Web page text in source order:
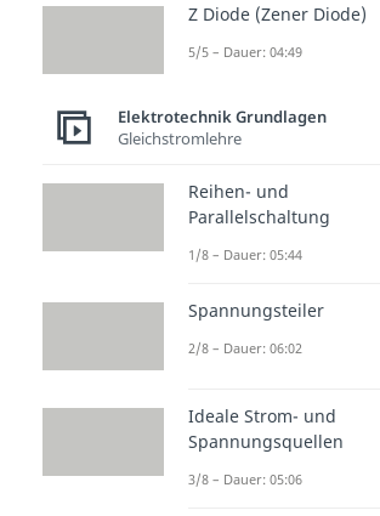
zum Kollektor
Spannung
besonders groß
aber auch, dass der
nicht groß sein muss.
Wie groß ist dann
?
beiden Strömen
folgenden
Der Buchstabe
Z Diode (Zener Diode)
5/5 – Dauer: 04:49
Elektrotechnik Grundlagen
Gleichstromlehre
Reihen- und
Parallelschaltung
1/8 – Dauer: 05:44
Spannungsteiler
2/8 – Dauer: 06:02
Ideale Strom- und
Spannungsquellen
3/8 – Dauer: 05:06